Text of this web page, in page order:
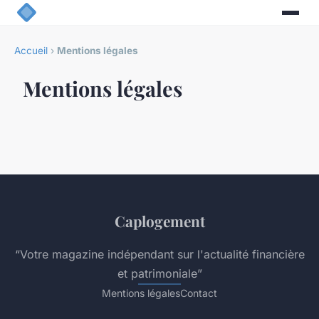
Accueil › Mentions légales
Mentions légales
Caplogement
“Votre magazine indépendant sur l'actualité financière
et patrimoniale”
Mentions légalesContact